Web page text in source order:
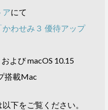
アにて
かわせみ３ 優待アップ
よび macOS 10.15
搭載Mac
下をご覧ください。